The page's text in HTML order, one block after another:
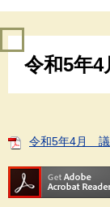
令和5年4
令和5年4月 議